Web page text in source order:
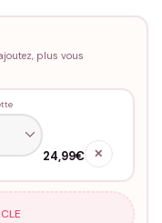
plus vous
24,99€ ✕